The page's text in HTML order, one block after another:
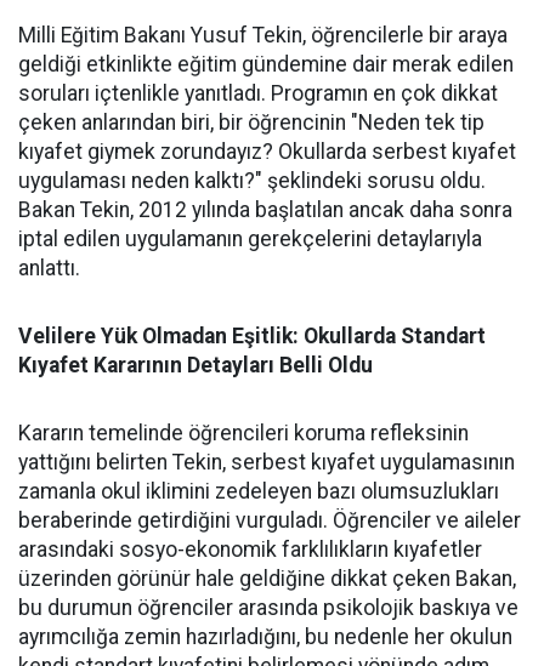
Milli Eğitim Bakanı Yusuf Tekin, öğrencilerle bir araya
geldiği etkinlikte eğitim gündemine dair merak edilen
soruları içtenlikle yanıtladı. Programın en çok dikkat
çeken anlarından biri, bir öğrencinin "Neden tek tip
kıyafet giymek zorundayız? Okullarda serbest kıyafet
uygulaması neden kalktı?" şeklindeki sorusu oldu.
Bakan Tekin, 2012 yılında başlatılan ancak daha sonra
iptal edilen uygulamanın gerekçelerini detaylarıyla
anlattı.
Velilere Yük Olmadan Eşitlik: Okullarda Standart
Kıyafet Kararının Detayları Belli Oldu
Kararın temelinde öğrencileri koruma refleksinin
yattığını belirten Tekin, serbest kıyafet uygulamasının
zamanla okul iklimini zedeleyen bazı olumsuzlukları
beraberinde getirdiğini vurguladı. Öğrenciler ve aileler
arasındaki sosyo-ekonomik farklılıkların kıyafetler
üzerinden görünür hale geldiğine dikkat çeken Bakan,
bu durumun öğrenciler arasında psikolojik baskıya ve
ayrımcılığa zemin hazırladığını, bu nedenle her okulun